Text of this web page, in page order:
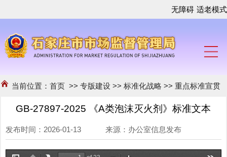
无障碍 适老模式
当前位置：首页 >>专版建设 >>标准化战略 >>重点标准宣贯
GB-27897-2025 《A类泡沫灭火剂》标准文本
发布时间：2026-01-13 来源：办公室信息发布